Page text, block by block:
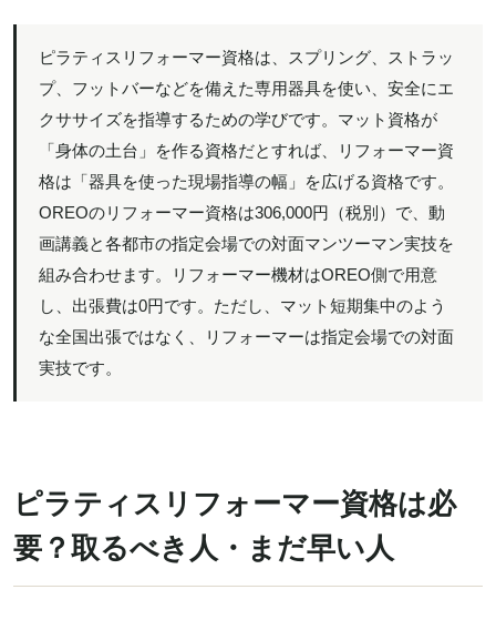
ピラティスリフォーマー資格は、スプリング、ストラッ
プ、フットバーなどを備えた専用器具を使い、安全にエ
クササイズを指導するための学びです。マット資格が
「身体の土台」を作る資格だとすれば、リフォーマー資
格は「器具を使った現場指導の幅」を広げる資格です。
OREOのリフォーマー資格は306,000円（税別）で、動
画講義と各都市の指定会場での対面マンツーマン実技を
組み合わせます。リフォーマー機材はOREO側で用意
し、出張費は0円です。ただし、マット短期集中のよう
な全国出張ではなく、リフォーマーは指定会場での対面
実技です。
ピラティスリフォーマー資格は必
要？取るべき人・まだ早い人